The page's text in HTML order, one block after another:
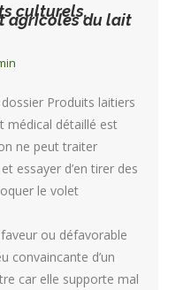
culturels,
agricoles du lait
dossier Produits laitiers
médical détaillé est
ne peut traiter
essayer d’en tirer des
le volet
ou défavorable
convaincante d’un
car elle supporte mal